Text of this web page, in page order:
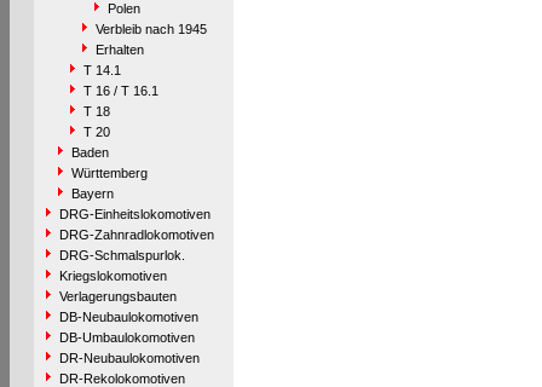
Polen
Verbleib nach 1945
Erhalten
T 14.1
T 16 / T 16.1
T 18
T 20
Baden
Württemberg
Bayern
DRG-Einheitslokomotiven
DRG-Zahnradlokomotiven
DRG-Schmalspurlok.
Kriegslokomotiven
Verlagerungsbauten
DB-Neubaulokomotiven
DB-Umbaulokomotiven
DR-Neubaulokomotiven
DR-Rekolokomotiven